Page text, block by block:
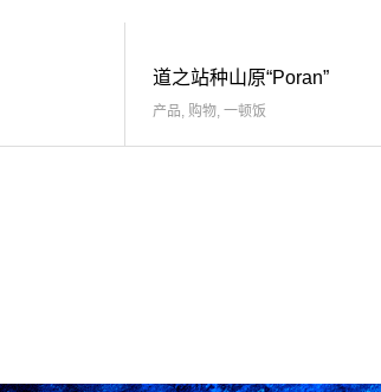
道之站种山原“Poran”
产品 购物 一顿饭